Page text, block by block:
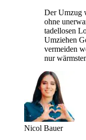
Der Umzug
ohne
tadellosen
Umziehen
vermeiden
nur
Nicol Bauer